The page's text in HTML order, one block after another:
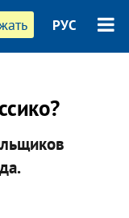
РУС